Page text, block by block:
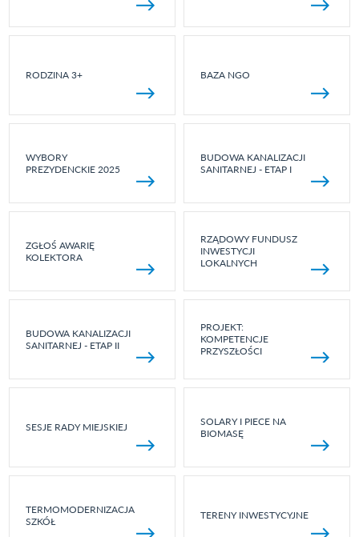
RODZINA 3+ BAZA NGO
WYBORY
PREZYDENCKIE 2025
BUDOWA KANALIZACJI
SANITARNEJ - ETAP I
ZGŁOŚ AWARIĘ
KOLEKTORA
RZĄDOWY FUNDUSZ
INWESTYCJI
LOKALNYCH
BUDOWA KANALIZACJI
SANITARNEJ - ETAP II
PROJEKT:
KOMPETENCJE
PRZYSZŁOŚCI
SESJE RADY MIEJSKIEJ
SOLARY I PIECE NA
BIOMASĘ
TERMOMODERNIZACJA
SZKÓŁ
TERENY INWESTYCYJNE